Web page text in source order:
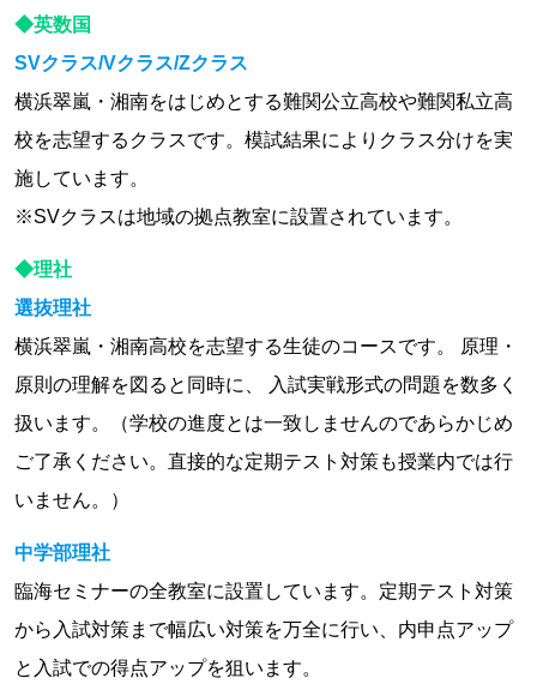
◆英数国
SVクラス/Vクラス/Zクラス
横浜翠嵐・湘南をはじめとする難関公立高校や難関私立高
校を志望するクラスです。模試結果によりクラス分けを実
施しています。
※SVクラスは地域の拠点教室に設置されています。
◆理社
選抜理社
横浜翠嵐・湘南高校を志望する生徒のコースです。 原理・
原則の理解を図ると同時に、 入試実戦形式の問題を数多く
扱います。（学校の進度とは一致しませんのであらかじめ
ご了承ください。直接的な定期テスト対策も授業内では行
いません。）
中学部理社
臨海セミナーの全教室に設置しています。定期テスト対策
から入試対策まで幅広い対策を万全に行い、内申点アップ
と入試での得点アップを狙います。